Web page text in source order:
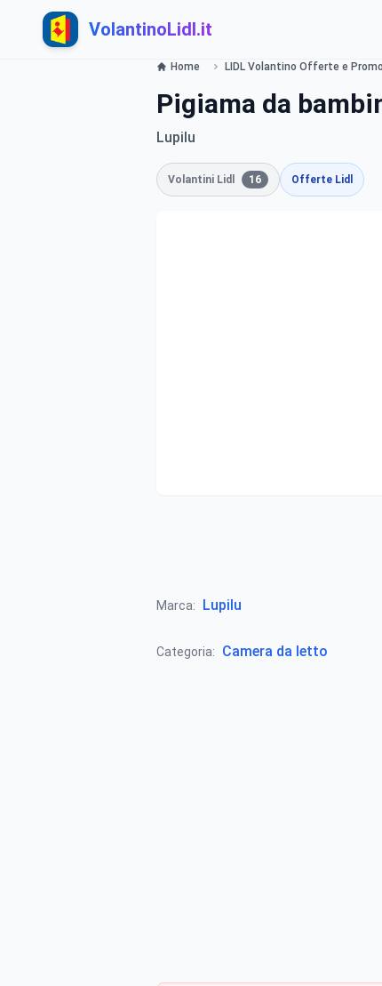
VolantinoLidl.it
Home LIDL Volantino Offerte e
Pigiama da
Lupilu
Volantini Lidl 16 Offerte Lidl
Marca: Lupilu
Categoria: Camera da letto